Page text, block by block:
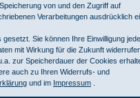
umschaltbar auf
von und den Zugriff auf
Verarbeitungen ausdrücklich
Sie können Ihre Einwilligung
mit Wirkung für die Zukunft
zur Speicherdauer der Cookies
auch zu Ihren Widerrufs- und
und im Impressum